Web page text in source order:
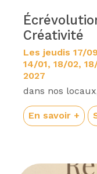
Créativité
Les jeudis 17/
14/01, 18/02,
2027
dans nos
En savoir +